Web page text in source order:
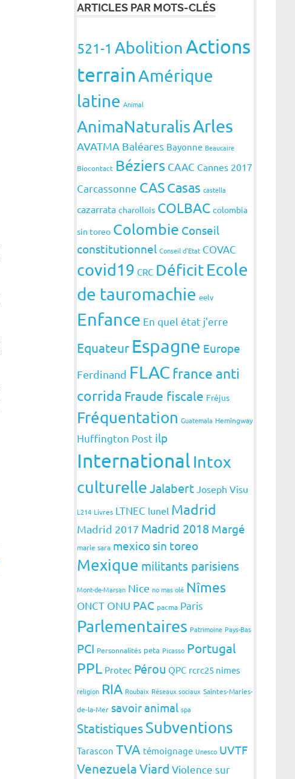
ARTICLES PAR MOTS-CLÉS
521-1 AbolitionActions
terrainAmérique
latine Animal
AnimaNaturalisArles
AVATMA Baléares Bayonne Beaucaire
Biocontact Béziers CAAC Cannes 2017
Carcassonne CASCasas castella
cazarrata charollois COLBAC colombia
sin toreo Colombie Conseil
constitutionnel Conseil d'Etat COVAC
covid19 CRC DéficitEcole
de tauromachie eelv
Enfance En quel état j'erre
Equateur Espagne Europe
Ferdinand FLAC france anti
corrida Fraude fiscale Fréjus
Fréquentation Guatemala Hemingway
Huffington Post ilp
International Intox
culturelle Jalabert Joseph Visu
L214 Livres LTNEC lunel Madrid
Madrid 2017 Madrid 2018 Margé
marie sara mexico sin toreo
Mexique militants parisiens
Mont-de-Marsan Nice no mas olé Nîmes
ONCT ONU PAC pacma Paris
Parlementaires Patrimoine Pays-Bas
PCI Personnalités peta Picasso Portugal
PPL Protec Pérou QPC rcrc25 nimes
religion RIA Roubaix Réseaux sociaux Saintes-Maries-
de-la-Mer savoir animal spa
StatistiquesSubventions
Tarascon TVA témoignage Unesco UVTF
VenezuelaViard Violence sur